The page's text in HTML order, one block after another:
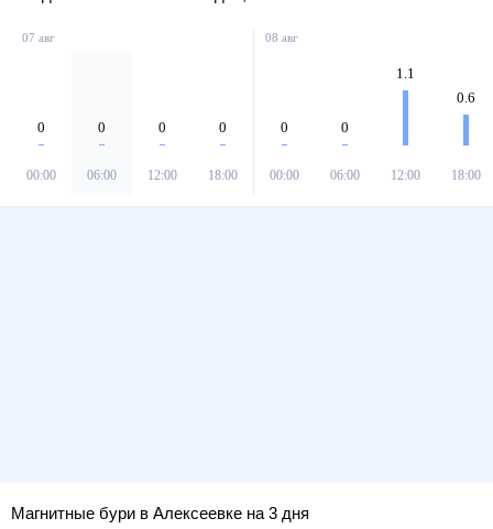
07 авг
0
00:00
0
06:00
0
12:00
0
18:00
08 авг
0
00:00
0
06:00
1.1
12:00
0.6
18:00
Магнитные бури в Алексеевке на 3 дня